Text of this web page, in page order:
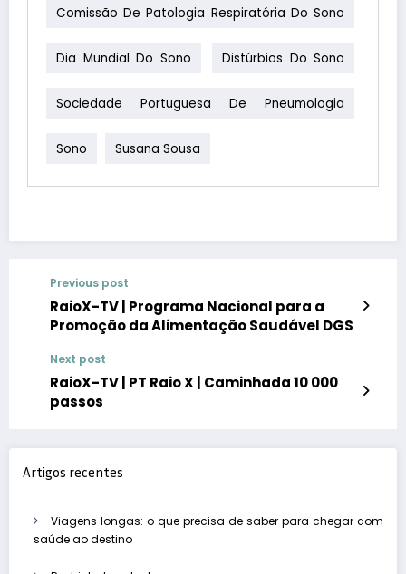
Comissão De Patologia Respiratória Do Sono
Dia Mundial Do Sono Distúrbios Do Sono
Sociedade Portuguesa De Pneumologia
Sono Susana Sousa
Previous post
RaioX-TV | Programa Nacional para a
Promoção da Alimentação Saudável DGS
Next post
RaioX-TV | PT Raio X | Caminhada 10 000
passos
Artigos recentes
Viagens longas: o que precisa de saber para chegar com
saúde ao destino